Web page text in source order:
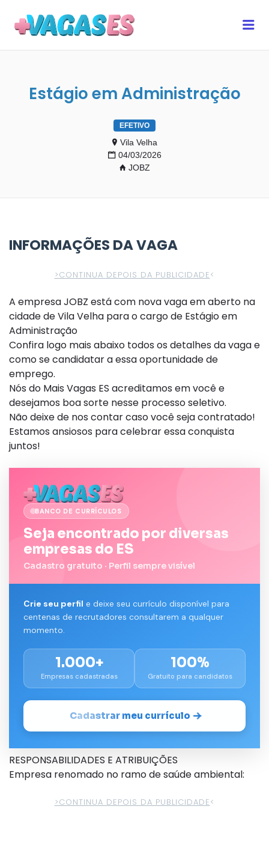
Estágio em Administração
EFETIVO
Vila Velha
04/03/2026
JOBZ
INFORMAÇÕES DA VAGA
>CONTINUA DEPOIS DA PUBLICIDADE<
A empresa JOBZ está com nova vaga em aberto na
cidade de Vila Velha para o cargo de Estágio em
Administração
Confira logo mais abaixo todos os detalhes da vaga e
como se candidatar a essa oportunidade de
emprego.
Nós do Mais Vagas ES acreditamos em você e
desejamos boa sorte nesse processo seletivo.
Não deixe de nos contar caso você seja contratado!
Estamos ansiosos para celebrar essa conquista
juntos!
BANCO DE CURRÍCULOS
Seja encontrado por diversas
empresas do ES
Cadastro gratuito · Perfil sempre visível
Crie seu perfil e deixe seu currículo disponível para
centenas de recrutadores consultarem a qualquer
momento.
1.000+
Empresas cadastradas
100%
Gratuito para candidatos
Cadastrar meu currículo
RESPONSABILIDADES E ATRIBUIÇÕES
Empresa renomado no ramo de saúde ambiental:
>CONTINUA DEPOIS DA PUBLICIDADE<